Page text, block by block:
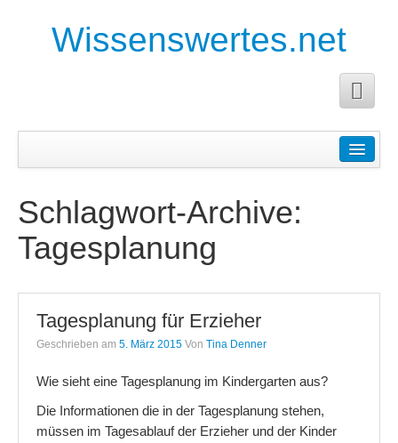
Wissenswertes.net
Anforderungen an die Facharbeit
Anleitung für eine Buchanalyse
Planung für Erzieher
Wie erschließe ich einen Text richtig
Schlagwort-Archive:
Tagesplanung
Tagesplanung für Erzieher
Geschrieben am 5. März 2015 Von Tina Denner
Wie sieht eine Tagesplanung im Kindergarten aus?
Die Informationen die in der Tagesplanung stehen,
müssen im Tagesablauf der Erzieher und der Kinder